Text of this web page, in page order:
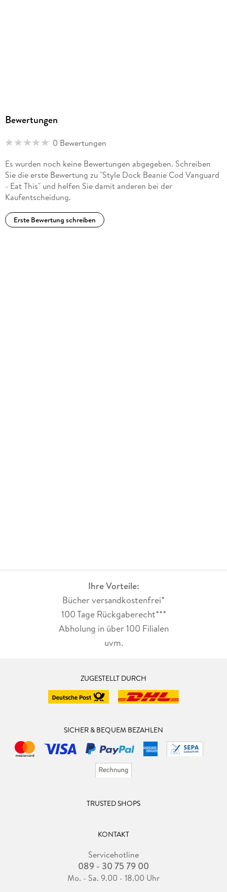
Bewertungen
0 Bewertungen
Es wurden noch keine Bewertungen abgegeben. Schreiben
Sie die erste Bewertung zu "Style Dock Beanie Cod Vanguard
- Eat This" und helfen Sie damit anderen bei der
Kaufentscheidung.
Erste Bewertung schreiben
Ihre Vorteile:
Bücher versandkostenfrei*
100 Tage Rückgaberecht***
Abholung in über 100 Filialen
uvm.
ZUGESTELLT DURCH
SICHER & BEQUEM BEZAHLEN
TRUSTED SHOPS
KONTAKT
Servicehotline
089 - 30 75 79 00
Mo. - Sa. 9.00 - 18.00 Uhr